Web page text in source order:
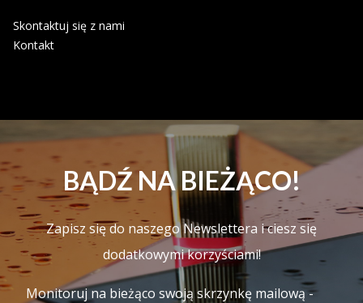
Skontaktuj się z nami
Kontakt
BĄDŹ NA BIEŻĄCO!
Zapisz się do naszego Newslettera i ciesz się
dodatkowymi korzyściami!
Monitoruj na bieżąco swoją skrzynkę mailową -